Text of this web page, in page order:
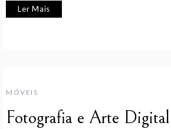
Ler Mais
MÓVEIS
Fotografia e Arte Digital